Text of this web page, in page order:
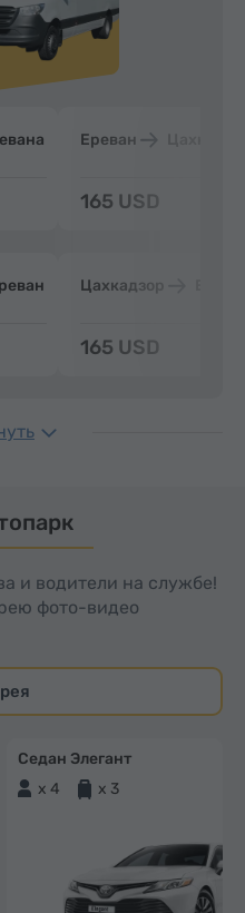
Ереван
165 USD
Цахкадзор
165 USD
и водители на службе!
фото-видео
Седан Элегант
x 4
x 3